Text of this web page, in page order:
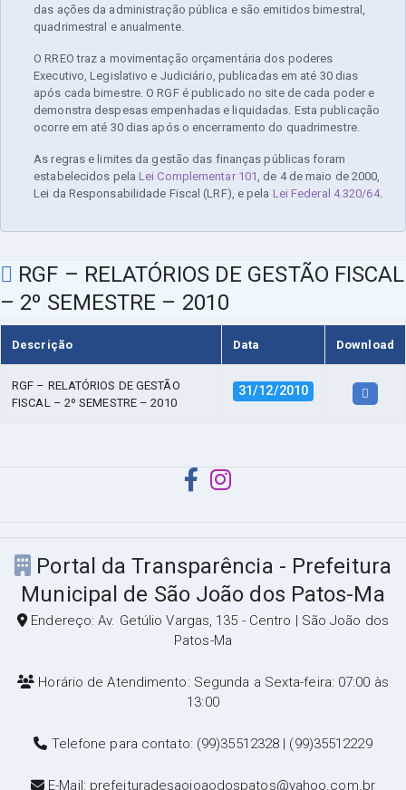
das ações da administração pública e são emitidos bimestral,
quadrimestral e anualmente.
O RREO traz a movimentação orçamentária dos poderes
Executivo, Legislativo e Judiciário, publicadas em até 30 dias
após cada bimestre. O RGF é publicado no site de cada poder e
demonstra despesas empenhadas e liquidadas. Esta publicação
ocorre em até 30 dias após o encerramento do quadrimestre.
As regras e limites da gestão das finanças públicas foram
estabelecidos pela Lei Complementar 101, de 4 de maio de 2000,
Lei da Responsabilidade Fiscal (LRF), e pela Lei Federal 4.320/64.
RGF – RELATÓRIOS DE GESTÃO FISCAL
– 2º SEMESTRE – 2010
Descrição Data Download
RGF – RELATÓRIOS DE GESTÃO
FISCAL – 2º SEMESTRE – 2010
31/12/2010
Portal da Transparência - Prefeitura
Municipal de São João dos Patos-Ma
Endereço: Av. Getúlio Vargas, 135 - Centro | São João dos
Patos-Ma
Horário de Atendimento: Segunda a Sexta-feira: 07:00 às
13:00
Telefone para contato: (99)35512328 | (99)35512229
E-Mail: prefeituradesaojoaodospatos@yahoo.com.br